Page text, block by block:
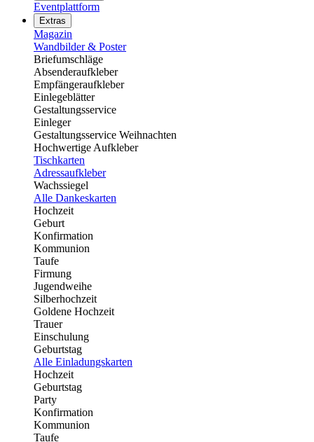
Eventplattform
Extras
Magazin
Wandbilder & Poster
Briefumschläge
Absenderaufkleber
Empfängeraufkleber
Einlegeblätter
Gestaltungsservice
Einleger
Gestaltungsservice Weihnachten
Hochwertige Aufkleber
Tischkarten
Adressaufkleber
Wachssiegel
Alle Dankeskarten
Hochzeit
Geburt
Konfirmation
Kommunion
Taufe
Firmung
Jugendweihe
Silberhochzeit
Goldene Hochzeit
Trauer
Einschulung
Geburtstag
Alle Einladungskarten
Hochzeit
Geburtstag
Party
Konfirmation
Kommunion
Taufe